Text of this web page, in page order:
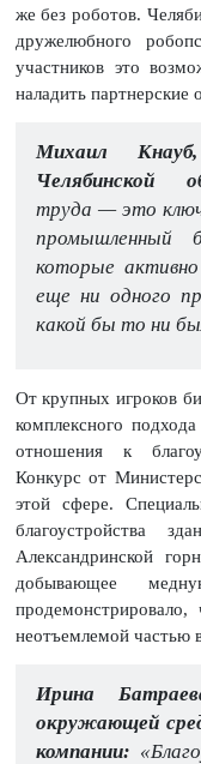
же без роботов.
дружелюбного
участников это
наладить партнерские
Михаил
Челябинской
труда — это
промышленный
которые
еще ни одного
какой бы то ни
От крупных игроков
комплексного
отношения к
Конкурс от
этой сфере.
благоустройства
Александринской
добывающее
неотъемлемой частью
Ирина
окружающей
компании: